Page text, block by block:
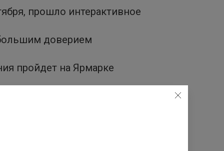
прошло интерактивное
доверием
пройдет на Ярмарке
и начнется